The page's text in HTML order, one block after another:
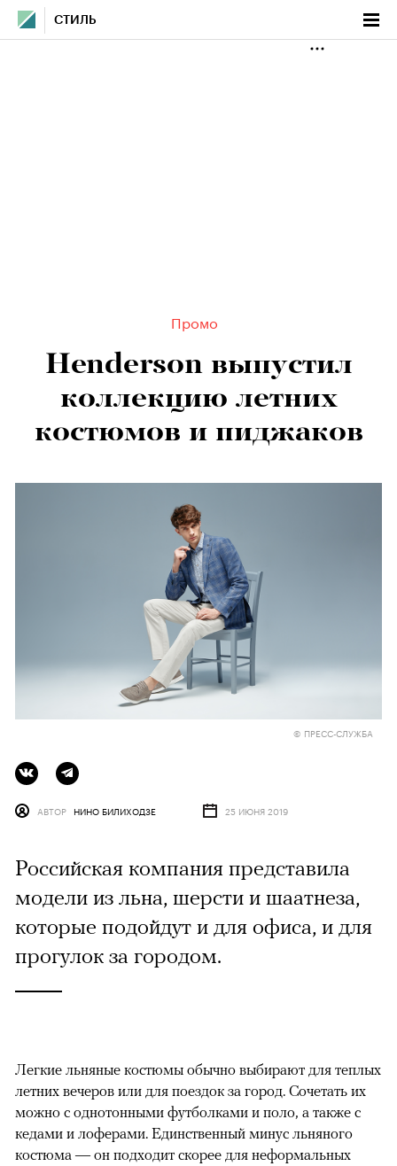
СТИЛЬ
Промо
Henderson выпустил
коллекцию летних
костюмов и пиджаков
© ПРЕСС-СЛУЖБА
АВТОР НИНО БИЛИХОДЗЕ 25 ИЮНЯ 2019
Российская компания представила
модели из льна, шерсти и шаатнеза,
которые подойдут и для офиса, и для
прогулок за городом.
Легкие льняные костюмы обычно выбирают для теплых
летних вечеров или для поездок за город. Сочетать их
можно с однотонными футболками и поло, а также с
кедами и лоферами. Единственный минус льняного
костюма — он подходит скорее для неформальных